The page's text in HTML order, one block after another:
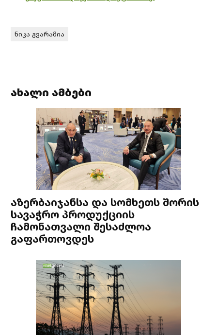
ნიკა გვარამია
ახალი ამბები
აზერბაიჯანსა და სომხეთს შორის
სავაჭრო პროდუქციის
ჩამონათვალი შესაძლოა
გაფართოვდეს